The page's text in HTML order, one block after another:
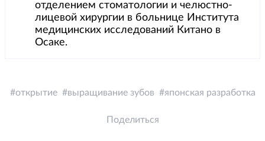
отделением стоматологии и челюстно-
лицевой хирургии в больнице Института
медицинских исследований Китано в
Осаке.
открытие выращивание зубов японская разработка
Поделиться